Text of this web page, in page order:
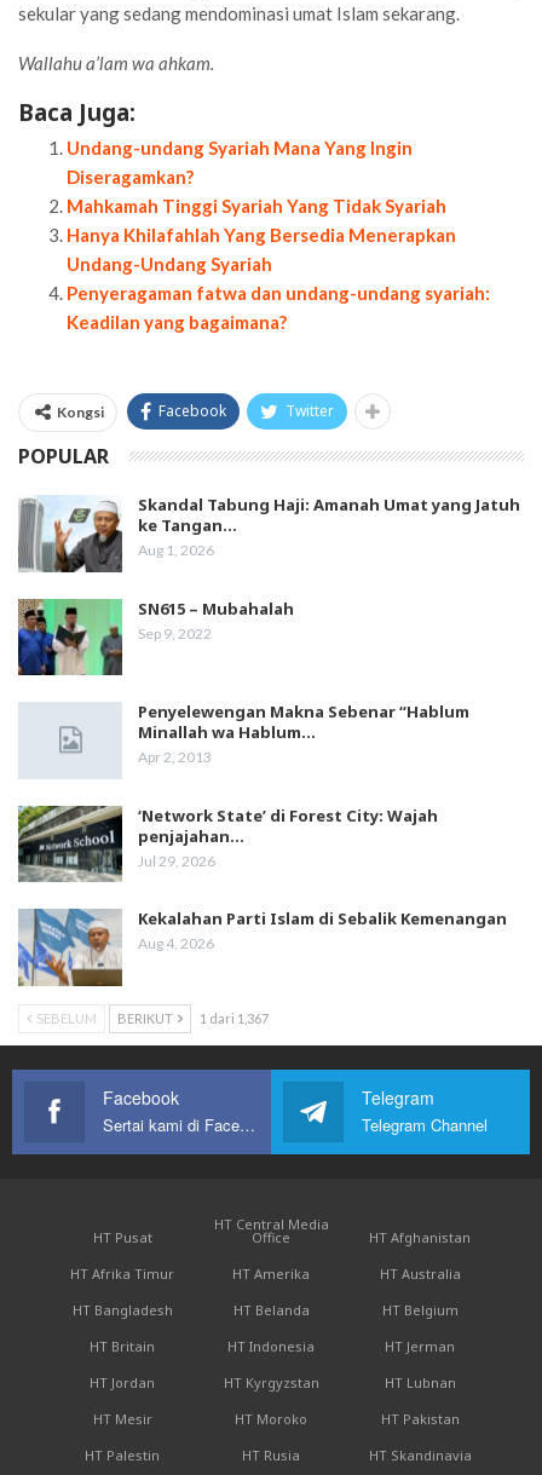
sekular yang sedang mendominasi umat Islam sekarang.
Wallahu a’lam wa ahkam.
Baca Juga:
Undang-undang Syariah Mana Yang Ingin
Diseragamkan?
Mahkamah Tinggi Syariah Yang Tidak Syariah
Hanya Khilafahlah Yang Bersedia Menerapkan
Undang-Undang Syariah
Penyeragaman fatwa dan undang-undang syariah:
Keadilan yang bagaimana?
Kongsi Facebook Twitter
POPULAR
Skandal Tabung Haji: Amanah Umat yang Jatuh
ke Tangan…
Aug 1, 2026
SN615 – Mubahalah
Sep 9, 2022
Penyelewengan Makna Sebenar “Hablum
Minallah wa Hablum…
Apr 2, 2013
‘Network State’ di Forest City: Wajah
penjajahan…
Jul 29, 2026
Kekalahan Parti Islam di Sebalik Kemenangan
Aug 4, 2026
SEBELUM BERIKUT 1 dari 1,367
Facebook
Sertai kami di Facebook
Telegram
Telegram Channel
HT Pusat
HT Central Media
Office
HT Afghanistan
HT Afrika Timur
HT Amerika
HT Australia
HT Bangladesh
HT Belanda
HT Belgium
HT Britain
HT Indonesia
HT Jerman
HT Jordan
HT Kyrgyzstan
HT Lubnan
HT Mesir
HT Moroko
HT Pakistan
HT Palestin
HT Rusia HT Skandinavia